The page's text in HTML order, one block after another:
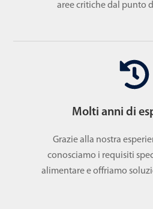
aree critiche dal punto
Molti anni di
Grazie alla nostra
conosciamo i requisiti
alimentare e offriamo